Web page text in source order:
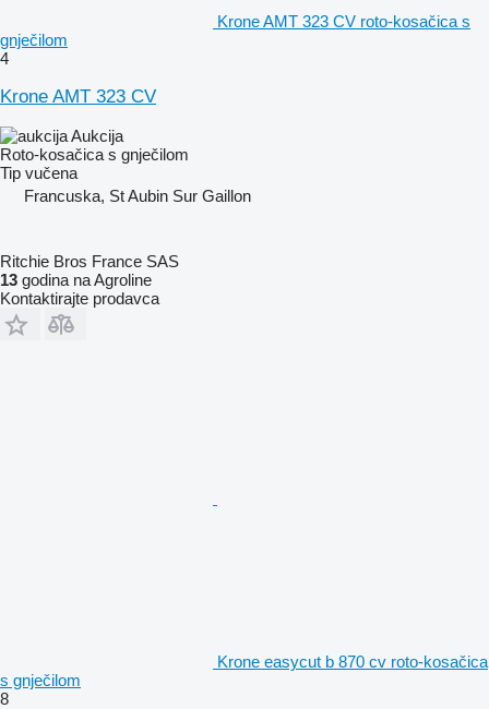
Krone AMT 323 CV roto-kosačica s
gnječilom
4
Krone AMT 323 CV
Aukcija
Roto-kosačica s gnječilom
Tip vučena
Francuska, St Aubin Sur Gaillon
Ritchie Bros France SAS
13 godina na Agroline
Kontaktirajte prodavca
Krone easycut b 870 cv roto-kosačica
s gnječilom
8